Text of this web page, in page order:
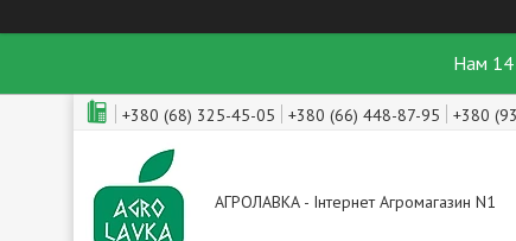
Нам 14
+380 (68) 325-45-05 +380 (66) 448-87-95 +380
АГРОЛАВКА - Інтернет Агромагазин N1